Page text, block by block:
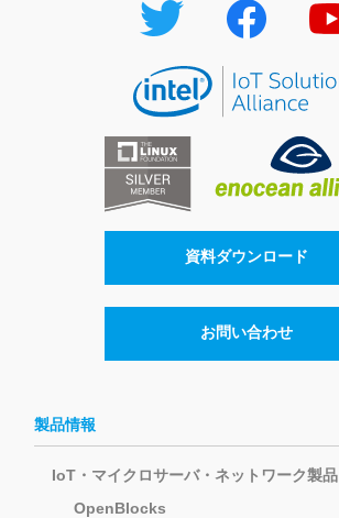
資料ダウンロード
お問い合わせ
製品情報
IoT・マイクロサーバ・ネットワーク製品
OpenBlocks